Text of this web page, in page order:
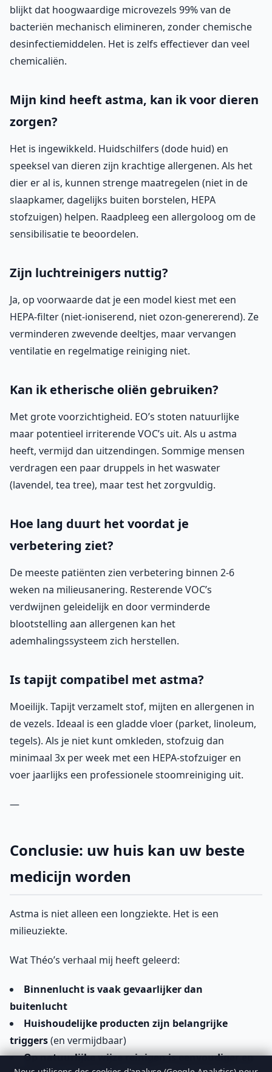
blijkt dat hoogwaardige microvezels 99% van de
bacteriën mechanisch elimineren, zonder chemische
desinfectiemiddelen. Het is zelfs effectiever dan veel
chemicaliën.
Mijn kind heeft astma, kan ik voor dieren
zorgen?
Het is ingewikkeld. Huidschilfers (dode huid) en
speeksel van dieren zijn krachtige allergenen. Als het
dier er al is, kunnen strenge maatregelen (niet in de
slaapkamer, dagelijks buiten borstelen, HEPA
stofzuigen) helpen. Raadpleeg een allergoloog om de
sensibilisatie te beoordelen.
Zijn luchtreinigers nuttig?
Ja, op voorwaarde dat je een model kiest met een
HEPA-filter (niet-ioniserend, niet ozon-genererend). Ze
verminderen zwevende deeltjes, maar vervangen
ventilatie en regelmatige reiniging niet.
Kan ik etherische oliën gebruiken?
Met grote voorzichtigheid. EO’s stoten natuurlijke
maar potentieel irriterende VOC’s uit. Als u astma
heeft, vermijd dan uitzendingen. Sommige mensen
verdragen een paar druppels in het waswater
(lavendel, tea tree), maar test het zorgvuldig.
Hoe lang duurt het voordat je
verbetering ziet?
De meeste patiënten zien verbetering binnen 2-6
weken na milieusanering. Resterende VOC’s
verdwijnen geleidelijk en door verminderde
blootstelling aan allergenen kan het
ademhalingssysteem zich herstellen.
Is tapijt compatibel met astma?
Moeilijk. Tapijt verzamelt stof, mijten en allergenen in
de vezels. Ideaal is een gladde vloer (parket, linoleum,
tegels). Als je niet kunt omkleden, stofzuig dan
minimaal 3x per week met een HEPA-stofzuiger en
voer jaarlijks een professionele stoomreiniging uit.
—
Conclusie: uw huis kan uw beste
medicijn worden
Astma is niet alleen een longziekte. Het is een
milieuziekte.
Wat Théo’s verhaal mij heeft geleerd:
Binnenlucht is vaak gevaarlijker dan
buitenlucht
Huishoudelijke producten zijn belangrijke
triggers(en vermijdbaar)
Op natuurlijke wijze reinigen is eenvoudiger en